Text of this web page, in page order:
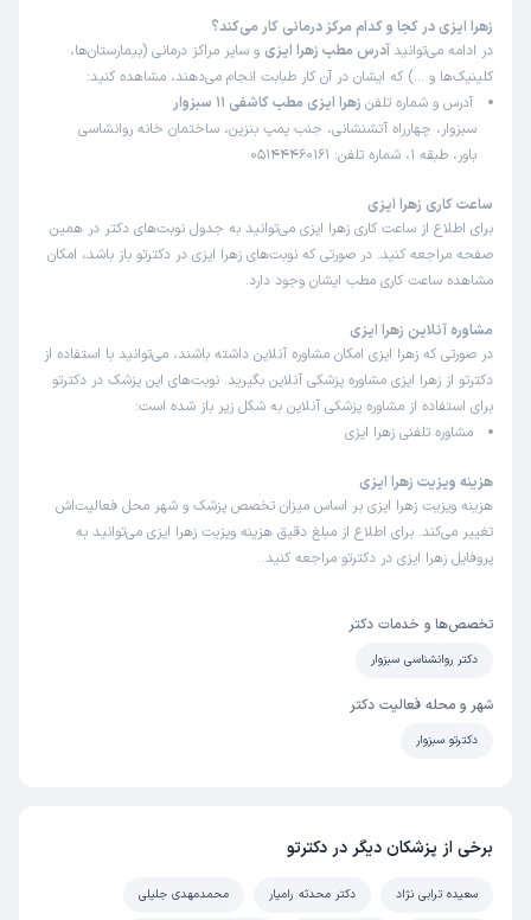
زهرا ایزی در کجا و کدام مرکز درمانی کار می‌کند؟
در ادامه می‌توانید آدرس مطب زهرا ایزی و سایر مراکز درمانی (بیمارستان‌ها،
کلینیک‌ها و …) که ایشان در آن کار طبابت انجام می‌دهند، مشاهده کنید:
آدرس و شماره تلفن زهرا ایزی مطب کاشفی 11 سبزوار
سبزوار، چهارراه آتشنشانی، جنب پمپ بنزین، ساختمان خانه روانشاسی
باور، طبقه 1، شماره تلفن: 05144460161
ساعت کاری زهرا ایزی
برای اطلاع از ساعت کاری زهرا ایزی می‌توانید به جدول نوبت‌های دکتر در همین
صفحه مراجعه کنید. در صورتی که نوبت‌های زهرا ایزی در دکترتو باز باشد، امکان
مشاهده ساعت کاری مطب ایشان وجود دارد.
مشاوره آنلاین زهرا ایزی
در صورتی که زهرا ایزی امکان مشاوره آنلاین داشته باشند، می‌توانید با استفاده از
دکترتو از زهرا ایزی مشاوره پزشکی آنلاین بگیرید. نوبت‌های این پزشک در دکترتو
برای استفاده از مشاوره پزشکی آنلاین به شکل زیر باز شده است:
مشاوره تلفنی زهرا ایزی
هزینه ویزیت زهرا ایزی
هزینه ویزیت زهرا ایزی بر اساس میزان تخصص پزشک و شهر محل فعالیت‌اش
تغییر می‌کند. برای اطلاع از مبلغ دقیق هزینه ویزیت زهرا ایزی می‌توانید به
پروفایل زهرا ایزی در دکترتو مراجعه کنید.
تخصص‌ها و خدمات دکتر
دکتر روانشناسی سبزوار
شهر و محله فعالیت دکتر
دکترتو سبزوار
برخی از پزشکان دیگر در دکترتو
سعیده ترابی نژاد دکتر محدثه رامیار محمدمهدی جلیلی